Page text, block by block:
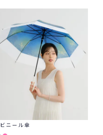
ビニール傘